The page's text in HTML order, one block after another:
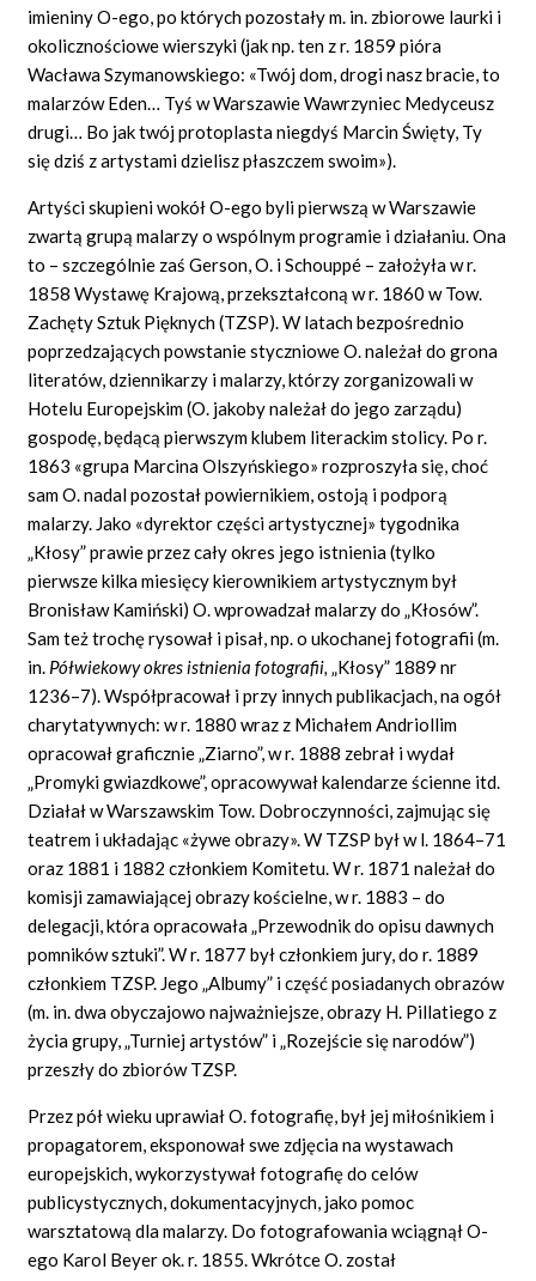
imieniny O-ego, po których pozostały m. in. zbiorowe laurki i
okolicznościowe wierszyki (jak np. ten z r. 1859 pióra
Wacława Szymanowskiego: «Twój dom, drogi nasz bracie, to
malarzów Eden… Tyś w Warszawie Wawrzyniec Medyceusz
drugi… Bo jak twój protoplasta niegdyś Marcin Święty, Ty
się dziś z artystami dzielisz płaszczem swoim»).
Artyści skupieni wokół O-ego byli pierwszą w Warszawie
zwartą grupą malarzy o wspólnym programie i działaniu. Ona
to – szczególnie zaś Gerson, O. i Schouppé – założyła w r.
1858 Wystawę Krajową, przekształconą w r. 1860 w Tow.
Zachęty Sztuk Pięknych (TZSP). W latach bezpośrednio
poprzedzających powstanie styczniowe O. należał do grona
literatów, dziennikarzy i malarzy, którzy zorganizowali w
Hotelu Europejskim (O. jakoby należał do jego zarządu)
gospodę, będącą pierwszym klubem literackim stolicy. Po r.
1863 «grupa Marcina Olszyńskiego» rozproszyła się, choć
sam O. nadal pozostał powiernikiem, ostoją i podporą
malarzy. Jako «dyrektor części artystycznej» tygodnika
„Kłosy” prawie przez cały okres jego istnienia (tylko
pierwsze kilka miesięcy kierownikiem artystycznym był
Bronisław Kamiński) O. wprowadzał malarzy do „Kłosów”.
Sam też trochę rysował i pisał, np. o ukochanej fotografii (m.
in. Półwiekowy okres istnienia fotografii,„Kłosy” 1889 nr
1236–7). Współpracował i przy innych publikacjach, na ogół
charytatywnych: w r. 1880 wraz z Michałem Andriollim
opracował graficznie „Ziarno”, w r. 1888 zebrał i wydał
„Promyki gwiazdkowe”, opracowywał kalendarze ścienne itd.
Działał w Warszawskim Tow. Dobroczynności, zajmując się
teatrem i układając «żywe obrazy». W TZSP był w l. 1864–71
oraz 1881 i 1882 członkiem Komitetu. W r. 1871 należał do
komisji zamawiającej obrazy kościelne, w r. 1883 – do
delegacji, która opracowała „Przewodnik do opisu dawnych
pomników sztuki”. W r. 1877 był członkiem jury, do r. 1889
członkiem TZSP. Jego „Albumy” i część posiadanych obrazów
(m. in.dwa obyczajowo najważniejsze, obrazy H. Pillatiego z
życia grupy, „Turniej artystów” i „Rozejście się narodów”)
przeszły do zbiorów TZSP.
Przez pół wieku uprawiał O. fotografię, był jej miłośnikiem i
propagatorem, eksponował swe zdjęcia na wystawach
europejskich, wykorzystywał fotografię do celów
publicystycznych, dokumentacyjnych, jako pomoc
warsztatową dla malarzy. Do fotografowania wciągnął O-
ego Karol Beyerok. r. 1855. Wkrótce O. został